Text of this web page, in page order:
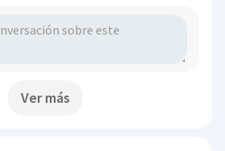
Ver más